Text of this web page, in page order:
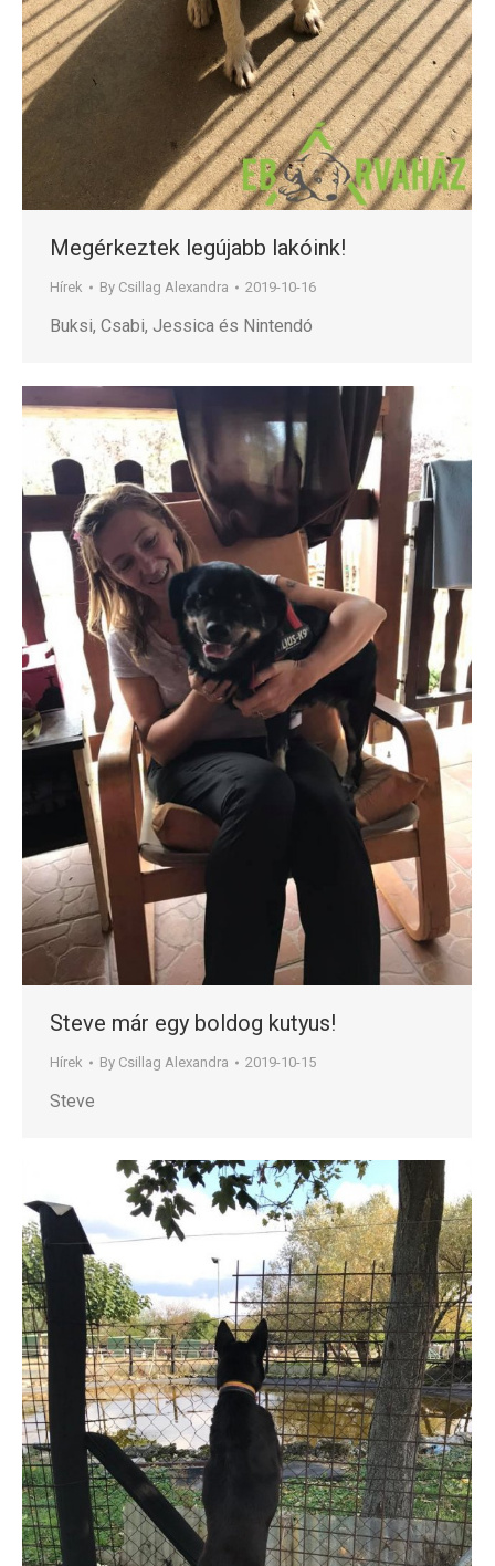
Megérkeztek legújabb lakóink!
Hírek By Csillag Alexandra 2019-10-16
Buksi, Csabi, Jessica és Nintendó
Steve már egy boldog kutyus!
Hírek By Csillag Alexandra 2019-10-15
Steve